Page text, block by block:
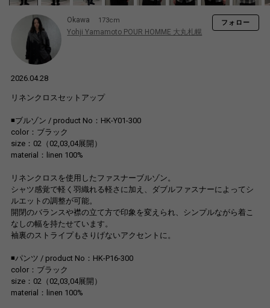
Okawa 173cm
Yohji Yamamoto POUR HOMME 大丸札幌
フォロー
2026.04.28
リネンクロスセットアップ
◾️ブルゾン / product No：HK-Y01-300
color：ブラック
size：02（02,03,04展開）
material：linen 100%
リネンクロスを使用したファスナーブルゾン。
シャツ感覚で軽く羽織れる軽さに加え、ダブルファスナーによってシ
ルエットの調整が可能。
開閉のバランスや襟の立て方で印象を変えられ、シンプルながら着こ
なしの幅を持たせています。
袖裏のストライプもさりげないアクセントに。
◾️パンツ / product No：HK-P16-300
color：ブラック
size：02（02,03,04展開）
material：linen 100%